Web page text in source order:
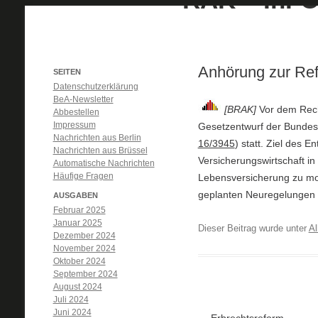
Anhörung zur
[BRAK] Vor dem
Gesetzentwurf der
16/3945) statt. Ziel des
Versicherungswirtschaft
Lebensversicherung zu
geplanten
Dieser Beitrag wurde unter
SEITEN
Datenschutzerklärung
BeA-Newsletter
Abbestellen
Impressum
Nachrichten aus Berlin
Nachrichten aus Brüssel
Automatische Nachrichten
Häufige Fragen
AUSGABEN
Februar 2025
Januar 2025
Dezember 2024
November 2024
Oktober 2024
September 2024
August 2024
Juli 2024
Juni 2024